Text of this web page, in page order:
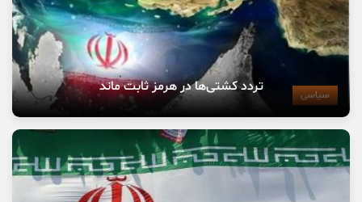
سیاسی تردد کشتی‌ها در هرمز ثابت ماند